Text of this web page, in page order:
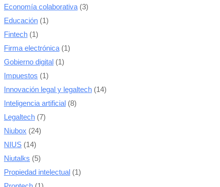
Economía colaborativa (3)
Educación (1)
Fintech (1)
Firma electrónica (1)
Gobierno digital (1)
Impuestos (1)
Innovación legal y legaltech (14)
Inteligencia artificial (8)
Legaltech (7)
Niubox (24)
NIUS (14)
Niutalks (5)
Propiedad intelectual (1)